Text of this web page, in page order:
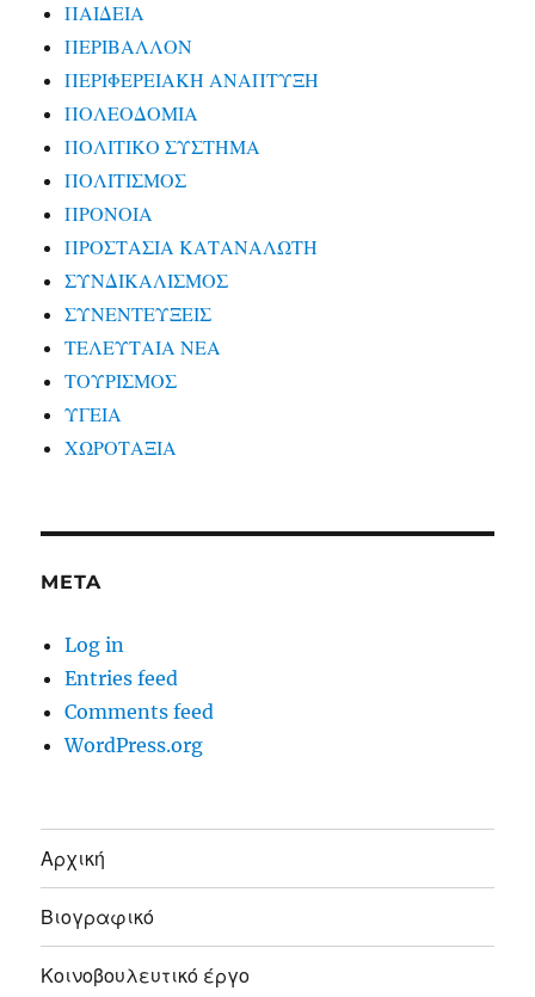
ΠΑΙΔΕΙΑ
ΠΕΡΙΒΑΛΛΟΝ
ΠΕΡΙΦΕΡΕΙΑΚΗ ΑΝΑΠΤΥΞΗ
ΠΟΛΕΟΔΟΜΙΑ
ΠΟΛΙΤΙΚΟ ΣΥΣΤΗΜΑ
ΠΟΛΙΤΙΣΜΟΣ
ΠΡΟΝΟΙΑ
ΠΡΟΣΤΑΣΙΑ ΚΑΤΑΝΑΛΩΤΗ
ΣΥΝΔΙΚΑΛΙΣΜΟΣ
ΣΥΝΕΝΤΕΥΞΕΙΣ
ΤΕΛΕΥΤΑΙΑ ΝΕΑ
ΤΟΥΡΙΣΜΟΣ
ΥΓΕΙΑ
ΧΩΡΟΤΑΞΙΑ
META
Log in
Entries feed
Comments feed
WordPress.org
Αρχική
Βιογραφικό
Κοινοβουλευτικό έργο